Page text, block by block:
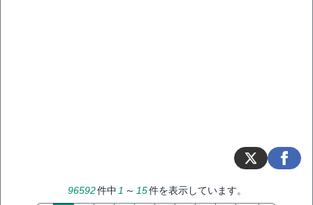
96592件中 1 ～ 15件を表示しています。